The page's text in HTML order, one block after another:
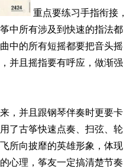
重点要练习手指衔接，
中所有涉及到快速的指法都
中的所有短摇都要把音头摇
并且摇指要有呼应，做渐强
并且跟钢琴伴奏时更要卡
了古筝快速点奏、扫弦、轮
所向披靡的英雄形象，体现
心理，筝友一定搞清楚节奏